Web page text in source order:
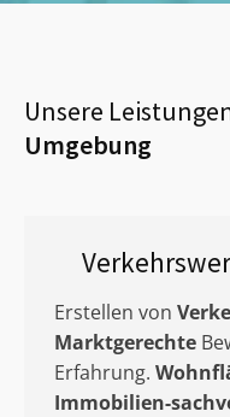
Unsere
Umgebung
Erstellen von
Marktgerechte
Erfahrung.
Immobilien-